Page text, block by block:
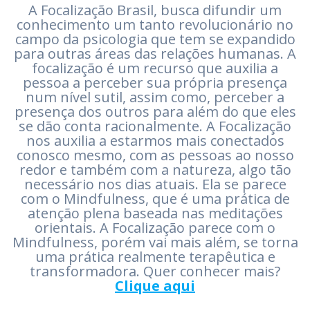
A Focalização Brasil, busca difundir um
conhecimento um tanto revolucionário no
campo da psicologia que tem se expandido
para outras áreas das relações humanas. A
focalização é um recurso que auxilia a
pessoa a perceber sua própria presença
num nível sutil, assim como, perceber a
presença dos outros para além do que eles
se dão conta racionalmente. A Focalização
nos auxilia a estarmos mais conectados
conosco mesmo, com as pessoas ao nosso
redor e também com a natureza, algo tão
necessário nos dias atuais. Ela se parece
com o Mindfulness, que é uma prática de
atenção plena baseada nas meditações
orientais. A Focalização parece com o
Mindfulness, porém vai mais além, se torna
uma prática realmente terapêutica e
transformadora. Quer conhecer mais?
Clique aqui